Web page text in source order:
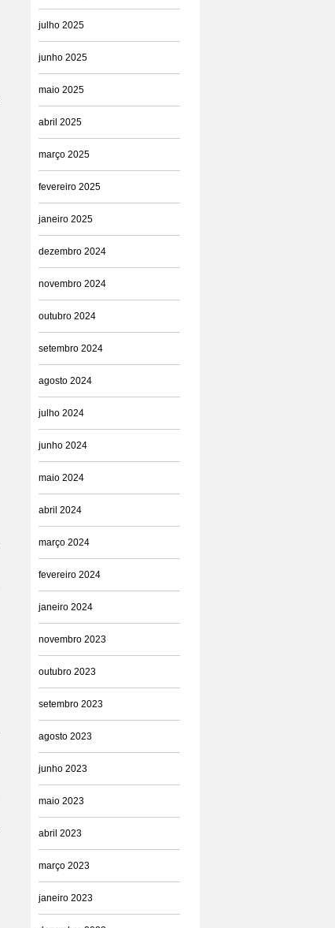
julho 2025
junho 2025
maio 2025
abril 2025
março 2025
fevereiro 2025
janeiro 2025
dezembro 2024
novembro 2024
outubro 2024
setembro 2024
agosto 2024
julho 2024
junho 2024
maio 2024
abril 2024
março 2024
fevereiro 2024
janeiro 2024
novembro 2023
outubro 2023
setembro 2023
agosto 2023
junho 2023
maio 2023
abril 2023
março 2023
janeiro 2023